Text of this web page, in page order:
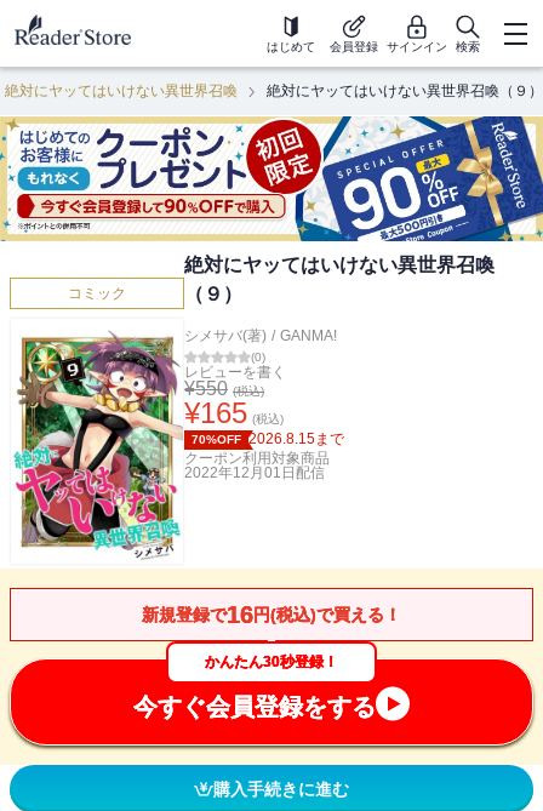
はじめて 会員登録 サインイン 検索
絶対にヤッてはいけない異世界召喚 絶対にヤッてはいけない異世界召喚（９）
コミック
絶対にヤッてはいけない異世界召喚
（９）
シメサバ(著) / GANMA!
(0)
レビューを書く
¥550 (税込)
¥165 (税込)
70%OFF 2026.8.15まで
クーポン利用対象商品
2022年12月01日 配信
新規登録で16円(税込)で買える！
かんたん30秒登録！
今すぐ会員登録をする
購入手続きに進む